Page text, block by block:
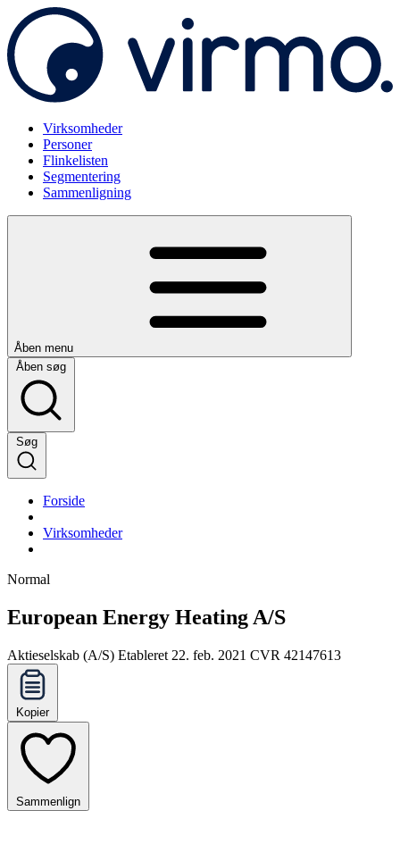
Virksomheder
Personer
Flinkelisten
Segmentering
Sammenligning
Åben menu
Åben søg
Søg
Forside
Virksomheder
Normal
European Energy Heating A/S
Aktieselskab (A/S) Etableret 22. feb. 2021 CVR 42147613
Kopier
Sammenlign